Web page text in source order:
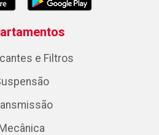
e Filtros
Mecânica